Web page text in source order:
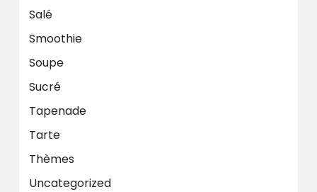
Salé
Smoothie
Soupe
Sucré
Tapenade
Tarte
Thèmes
Uncategorized